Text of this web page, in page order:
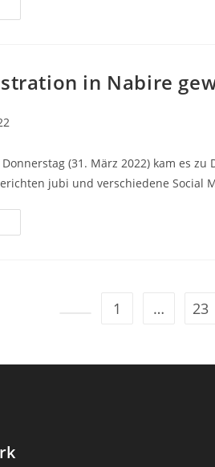
in Nabire
(31. März 2022) kam es
jubi und verschiedene Social
1 … 23